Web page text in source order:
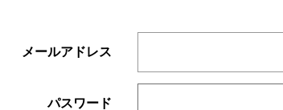
メールアドレス
パスワード